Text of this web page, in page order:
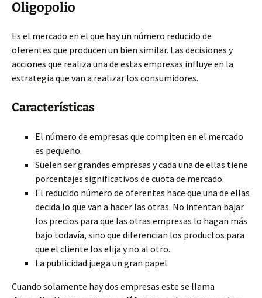
Oligopolio
Es el mercado en el que hay un número reducido de
oferentes que producen un bien similar. Las decisiones y
acciones que realiza una de estas empresas influye en la
estrategia que van a realizar los consumidores.
Características
El número de empresas que compiten en el mercado
es pequeño.
Suelen ser grandes empresas y cada una de ellas tiene
porcentajes significativos de cuota de mercado.
El reducido número de oferentes hace que una de ellas
decida lo que van a hacer las otras. No intentan bajar
los precios para que las otras empresas lo hagan más
bajo todavía, sino que diferencian los productos para
que el cliente los elija y no al otro.
La publicidad juega un gran papel.
Cuando solamente hay dos empresas este se llama